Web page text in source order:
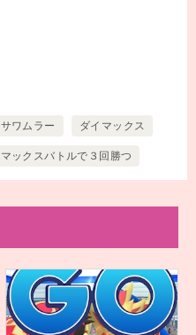
サワムラー ダイマックス
マックスバトルで３回勝つ